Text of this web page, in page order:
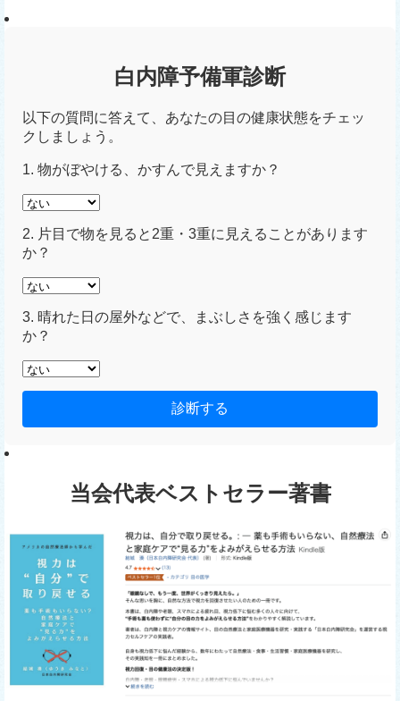
白内障予備軍診断
以下の質問に答えて、あなたの目の健康状態をチェッ
クしましょう。
1. 物がぼやける、かすんで見えますか？
2. 片目で物を見ると2重・3重に見えることがあります
か？
3. 晴れた日の屋外などで、まぶしさを強く感じます
か？
診断する
当会代表ベストセラー著書